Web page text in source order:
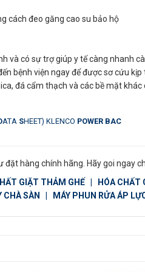
cách đeo găng cao su bảo hộ
và có sự trợ giúp y tế càng nhanh
bệnh viện ngay để được sơ cứu kịp
đá cẩm thạch và các bề mặt khác
ATA SHEET) KLENCO POWER BAC
hàng chính hãng. Hãy goi ngay
GIẶT THẢM GHẾ HÓA CHẤT
CHÀ SÀN MÁY PHUN RỬA ÁP